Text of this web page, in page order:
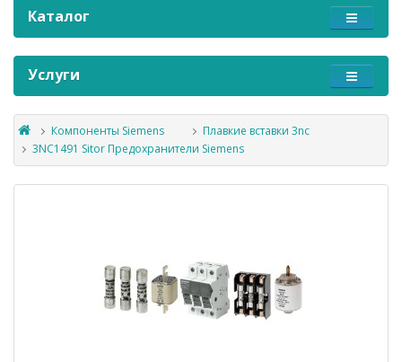
Каталог
Услуги
Компоненты Siemens
Плавкие вставки 3nc
3NC1491 Sitor Предохранители Siemens